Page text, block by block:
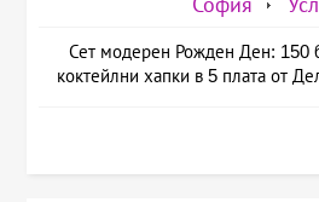
Сет модерен Рожден Ден: 150
коктейлни хапки в 5 плата от